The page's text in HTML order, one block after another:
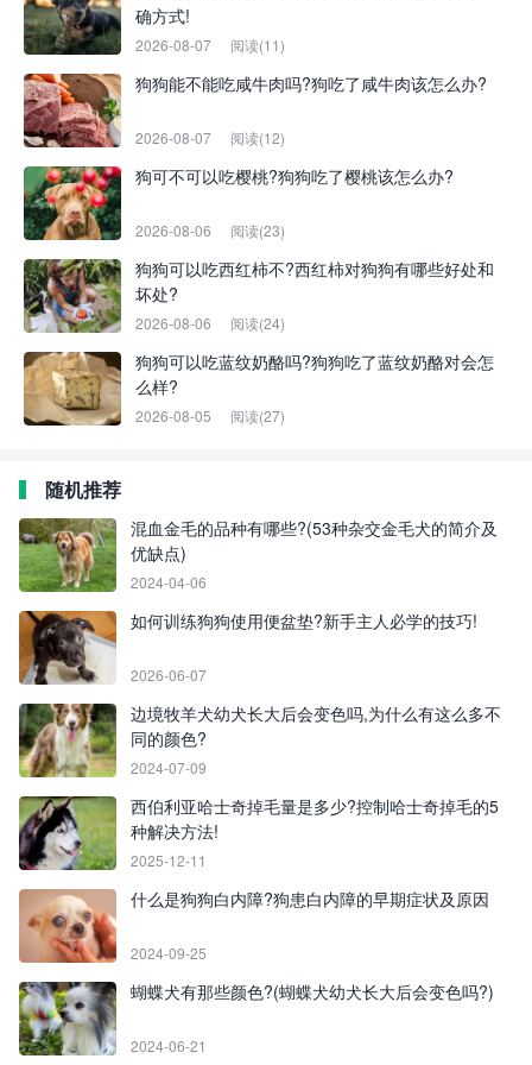
确方式!
2026-08-07 阅读(11)
狗狗能不能吃咸牛肉吗?狗吃了咸牛肉该怎么办?
2026-08-07 阅读(12)
狗可不可以吃樱桃?狗狗吃了樱桃该怎么办?
2026-08-06 阅读(23)
狗狗可以吃西红柿不?西红柿对狗狗有哪些好处和
坏处?
2026-08-06 阅读(24)
狗狗可以吃蓝纹奶酪吗?狗狗吃了蓝纹奶酪对会怎
么样?
2026-08-05 阅读(27)
随机推荐
混血金毛的品种有哪些?(53种杂交金毛犬的简介及
优缺点)
2024-04-06
如何训练狗狗使用便盆垫?新手主人必学的技巧!
2026-06-07
边境牧羊犬幼犬长大后会变色吗,为什么有这么多不
同的颜色?
2024-07-09
西伯利亚哈士奇掉毛量是多少?控制哈士奇掉毛的5
种解决方法!
2025-12-11
什么是狗狗白内障?狗患白内障的早期症状及原因
2024-09-25
蝴蝶犬有那些颜色?(蝴蝶犬幼犬长大后会变色吗?)
2024-06-21